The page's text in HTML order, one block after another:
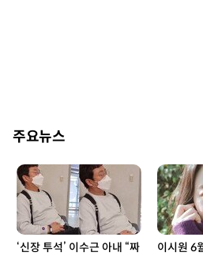
주요뉴스
‘신장 투석’ 이수근 아내 “짜
이시원 6